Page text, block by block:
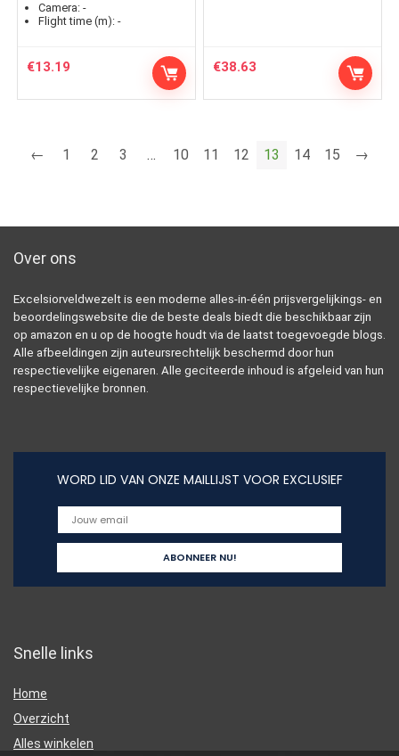
Camera: -
Flight time (m): -
€13.19 €38.63
← 1 2 3 … 10 11 12 13 14 15 →
Over ons
Excelsiorveldwezelt is een moderne alles-in-één prijsvergelijkings- en
beoordelingswebsite die de beste deals biedt die beschikbaar zijn
op amazon en u op de hoogte houdt via de laatst toegevoegde blogs.
Alle afbeeldingen zijn auteursrechtelijk beschermd door hun
respectievelijke eigenaren. Alle geciteerde inhoud is afgeleid van hun
respectievelijke bronnen.
WORD LID VAN ONZE MAILLIJST VOOR EXCLUSIEF
Snelle links
Home
Overzicht
Alles winkelen